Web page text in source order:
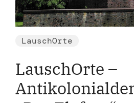
LauschOrte
LauschOrte –